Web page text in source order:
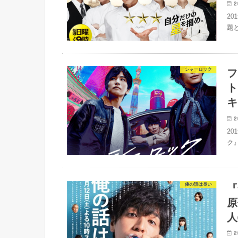
題
シャーロック
ク
俺の話は長い